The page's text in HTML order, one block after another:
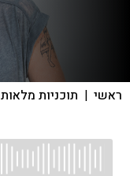
ראשי | תוכניות מלאות